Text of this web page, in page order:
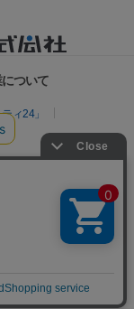
ついて
ィ24」